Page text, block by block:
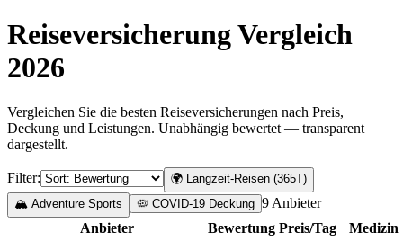
Reiseversicherung Vergleich
2026
Vergleichen Sie die besten Reiseversicherungen nach Preis,
Deckung und Leistungen. Unabhängig bewertet — transparent
dargestellt.
Filter:
🌍 Langzeit-Reisen (365T)
🏔️ Adventure Sports
🦠 COVID-19 Deckung 9 Anbieter
Anbieter
Bewertung Preis/Tag
Medizin